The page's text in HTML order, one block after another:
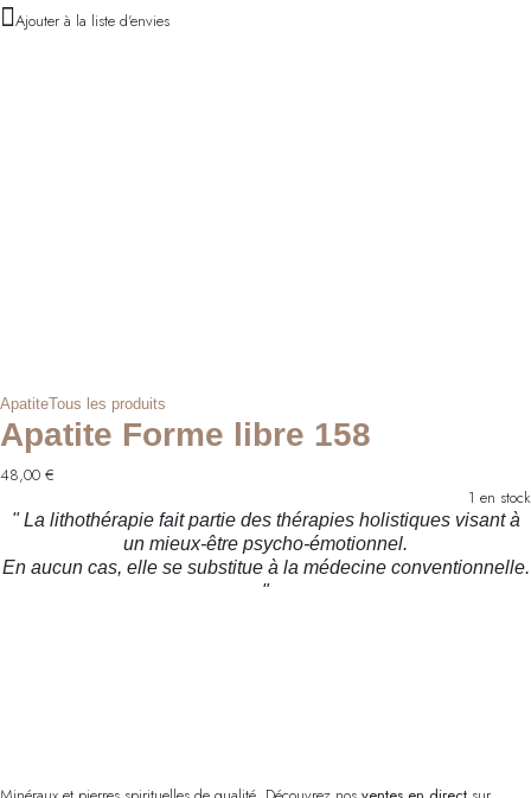
initial
actuel
Ajouter à la liste d'envies
ApatiteTous les produits
Apatite Forme libre 158
48,00 €
1 en stock
" La lithothérapie fait partie des thérapies holistiques visant à
un mieux-être psycho-émotionnel.
En aucun cas, elle se substitue à la médecine conventionnelle.
"